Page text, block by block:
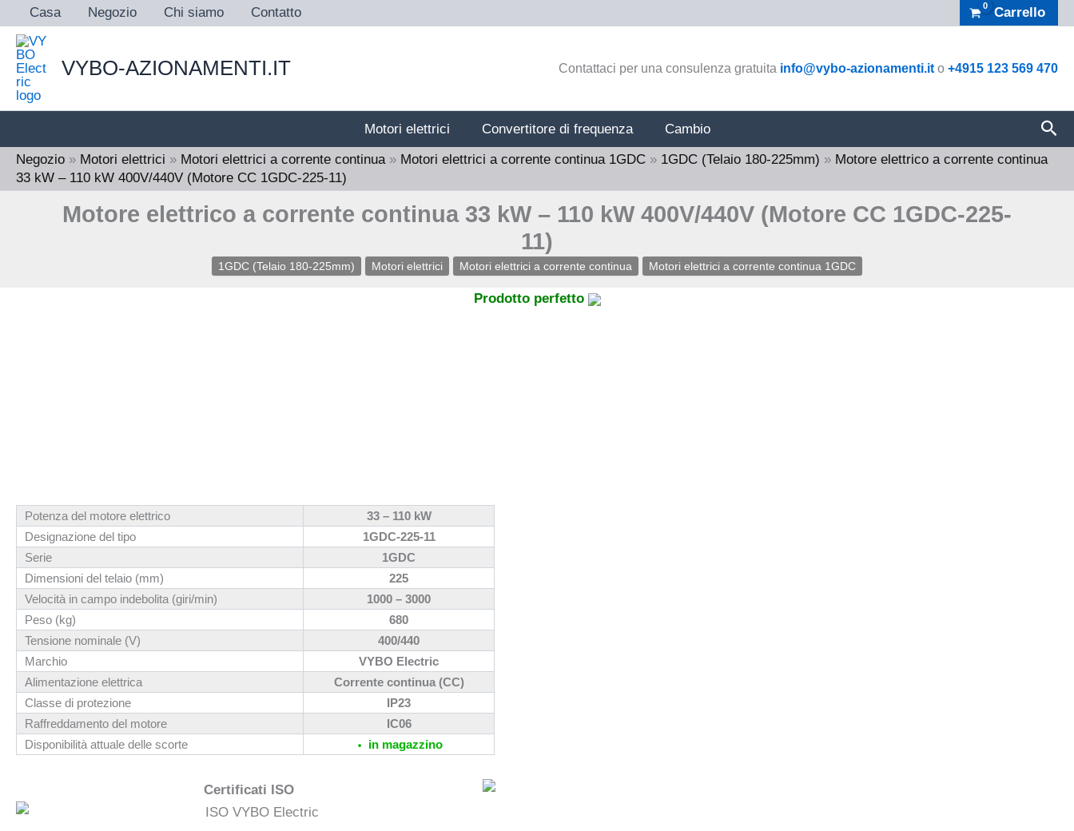
contenuto
Casa Negozio Chi siamo Contatto Carrello
VYBO-AZIONAMENTI.IT Contattaci per una consulenza gratuita info@vybo-azionamenti.it o +4915 123 569 470
Motori elettrici Convertitore di frequenza Cambio
Negozio » Motori elettrici » Motori elettrici a corrente continua» Motori elettrici a corrente continua 1GDC » 1GDC (Telaio 180-225mm) » Motore elettrico a corrente continua
33 kW – 110 kW 400V/440V (Motore CC 1GDC-225-11)
Motore elettrico a corrente continua 33 kW – 110 kW 400V/440V (Motore CC 1GDC-225-
11)
1GDC (Telaio 180-225mm) Motori elettrici Motori elettrici a corrente continua Motori elettrici a corrente continua 1GDC
Prodotto perfetto
Potenza del motore elettrico
33 – 110 kW
Designazione del tipo
1GDC-225-11
Serie
1GDC
Dimensioni del telaio (mm)
225
Velocità in campo indebolita (giri/min)
1000 – 3000
Peso (kg)
680
Tensione nominale (V)
400/440
Marchio
VYBO Electric
Alimentazione elettrica
Corrente continua (CC)
Classe di protezione
IP23
Raffreddamento del motore
IC06
Disponibilità attuale delle scorte
in magazzino
Certificati ISO